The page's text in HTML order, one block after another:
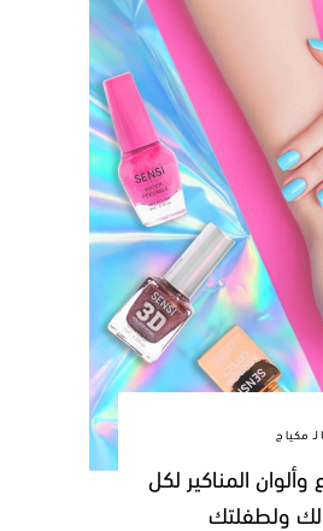
مكياج
المناكير لكل
لك ولطفلتك